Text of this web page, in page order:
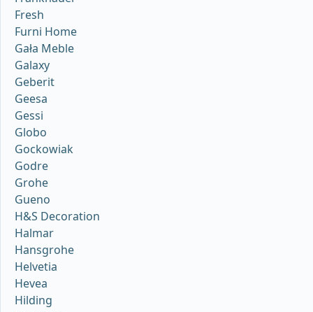
Fresh
Furni Home
Gała Meble
Galaxy
Geberit
Geesa
Gessi
Globo
Gockowiak
Godre
Grohe
Gueno
H&S Decoration
Halmar
Hansgrohe
Helvetia
Hevea
Hilding